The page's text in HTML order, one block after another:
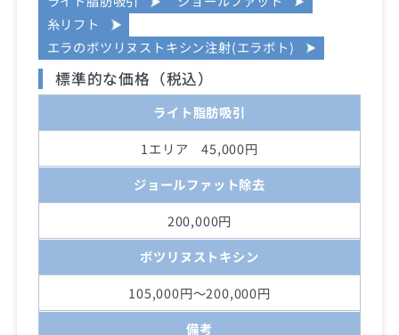
糸リフト
エラのボツリヌストキシン注射(エラボト)
標準的な価格（税込）
ライト脂肪吸引
1エリア 45,000円
ジョールファット除去
200,000円
ボツリヌストキシン
105,000円～200,000円
備考